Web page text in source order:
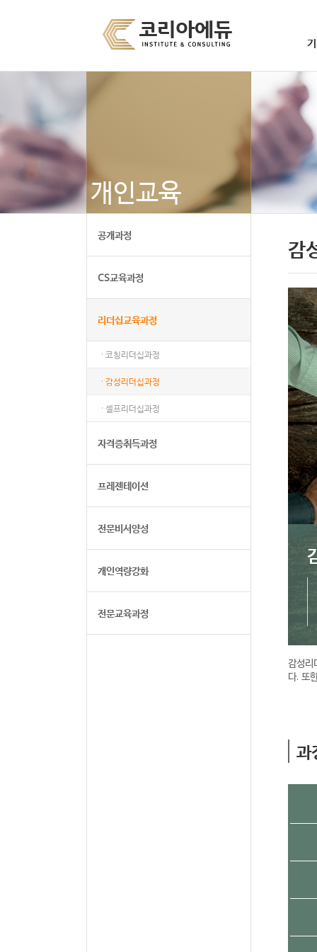
개인교육
공개과정
CS교육과정
리더십교육과정
· 코칭리더십과정
· 감성리더십과정
· 셀프리더십과정
자격증취득과정
프레젠테이션
전문비서양성
개인역량강화
전문교육과정
감
감성리
다. 또
과